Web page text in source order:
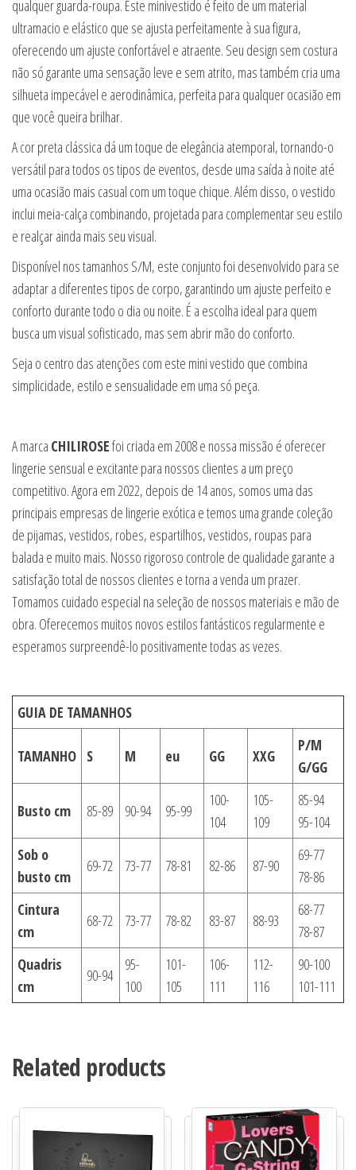
qualquer guarda-roupa. Este minivestido é feito de um material
ultramacio e elástico que se ajusta perfeitamente à sua figura,
oferecendo um ajuste confortável e atraente. Seu design sem costura
não só garante uma sensação leve e sem atrito, mas também cria uma
silhueta impecável e aerodinâmica, perfeita para qualquer ocasião em
que você queira brilhar.
A cor preta clássica dá um toque de elegância atemporal, tornando-o
versátil para todos os tipos de eventos, desde uma saída à noite até
uma ocasião mais casual com um toque chique. Além disso, o vestido
inclui meia-calça combinando, projetada para complementar seu estilo
e realçar ainda mais seu visual.
Disponível nos tamanhos S/M, este conjunto foi desenvolvido para se
adaptar a diferentes tipos de corpo, garantindo um ajuste perfeito e
conforto durante todo o dia ou noite. É a escolha ideal para quem
busca um visual sofisticado, mas sem abrir mão do conforto.
Seja o centro das atenções com este mini vestido que combina
simplicidade, estilo e sensualidade em uma só peça.
A marca CHILIROSEfoi criada em 2008 e nossa missão é oferecer
lingerie sensual e excitante para nossos clientes a um preço
competitivo. Agora em 2022, depois de 14 anos, somos uma das
principais empresas de lingerie exótica e temos uma grande coleção
de pijamas, vestidos, robes, espartilhos, vestidos, roupas para
balada e muito mais. Nosso rigoroso controle de qualidade garante a
satisfação total de nossos clientes e torna a venda um prazer.
Tomamos cuidado especial na seleção de nossos materiais e mão de
obra. Oferecemos muitos novos estilos fantásticos regularmente e
esperamos surpreendê-lo positivamente todas as vezes.
GUIA DE TAMANHOS
TAMANHO S M eu GG XXG
P/M
G/GG
Busto cm 85-89 90-94 95-99
100-
104
105-
109
85-94
95-104
Sob o
busto cm
69-72 73-77 78-81 82-86 87-90
69-77
78-86
Cintura
cm
68-72 73-77 78-82 83-87 88-93
68-77
78-87
Quadris
cm
90-94
95-
100
101-
105
106-
111
112-
116
90-100
101-111
Related products